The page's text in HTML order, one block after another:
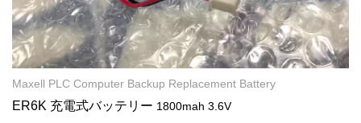
Maxell PLC Computer Backup Replacement Battery
ER6K 充電式バッテリー 1800mah 3.6V